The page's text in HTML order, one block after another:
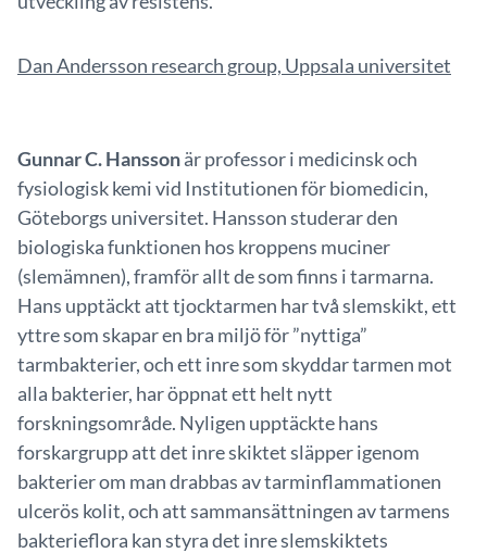
Dan Andersson research group, Uppsala universitet
Gunnar C. Hanssonär professor i medicinsk och
fysiologisk kemi vid Institutionen för biomedicin,
Göteborgs universitet. Hansson studerar den
biologiska funktionen hos kroppens muciner
(slemämnen), framför allt de som finns i tarmarna.
Hans upptäckt att tjocktarmen har två slemskikt, ett
yttre som skapar en bra miljö för ”nyttiga”
tarmbakterier, och ett inre som skyddar tarmen mot
alla bakterier, har öppnat ett helt nytt
forskningsområde. Nyligen upptäckte hans
forskargrupp att det inre skiktet släpper igenom
bakterier om man drabbas av tarminflammationen
ulcerös kolit, och att sammansättningen av tarmens
bakterieflora kan styra det inre slemskiktets